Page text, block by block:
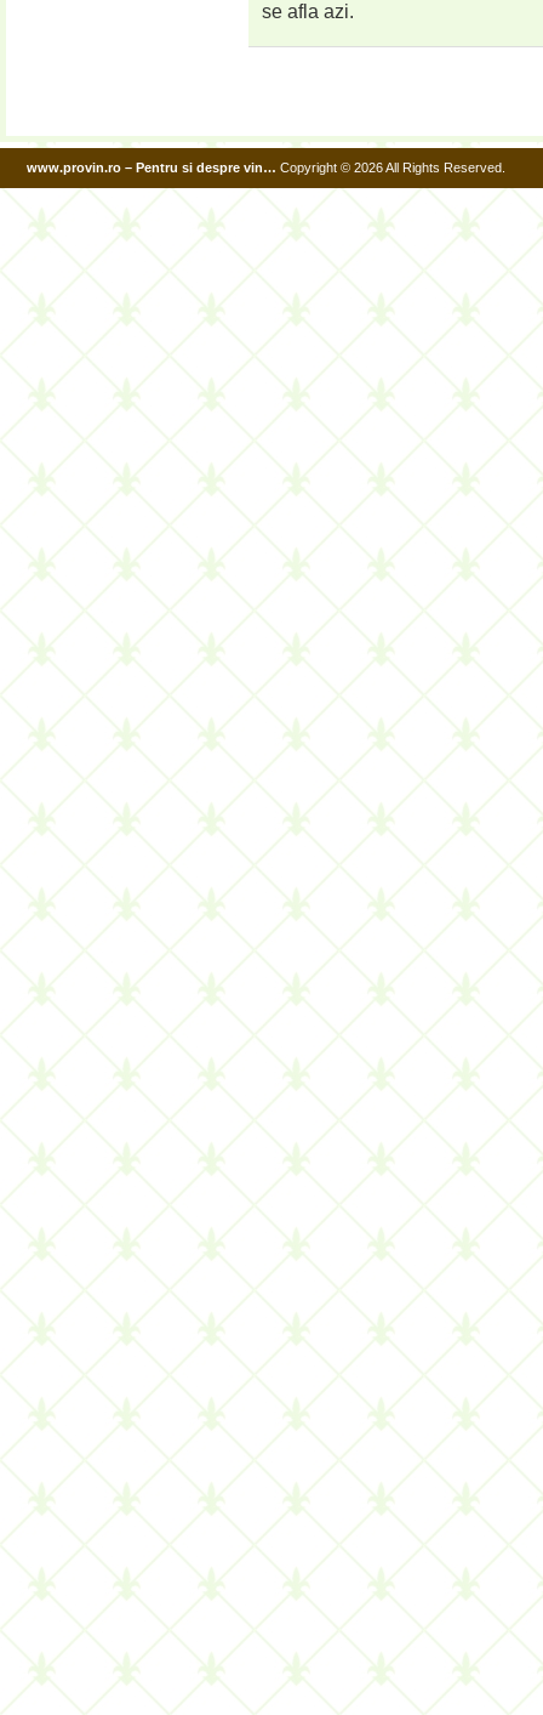
se afla azi.
www.provin.ro – Pentru si despre vin… Copyright © 2026 All Rights Reserved.